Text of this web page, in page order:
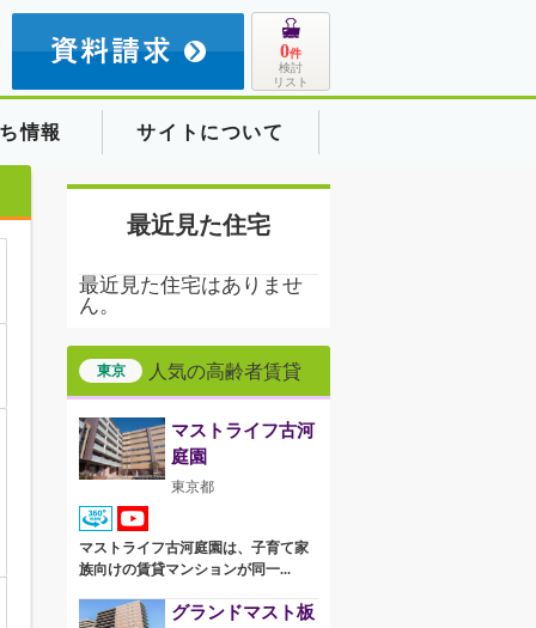
0件
検討
リスト
情報 サイトについて
最近見た住宅
最近見た住宅はありませ
ん。
東京 人気の高齢者賃貸
マストライフ古河
庭園
東京都
マストライフ古河庭園は、子育て家
族向けの賃貸マンションが同一...
グランドマスト板